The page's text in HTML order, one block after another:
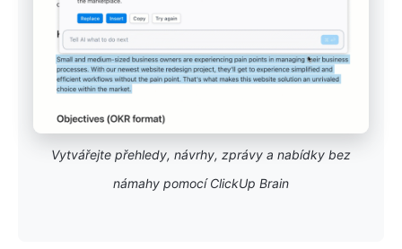
Vytvářejte přehledy, návrhy, zprávy a nabídky bez
námahy pomocí ClickUp Brain